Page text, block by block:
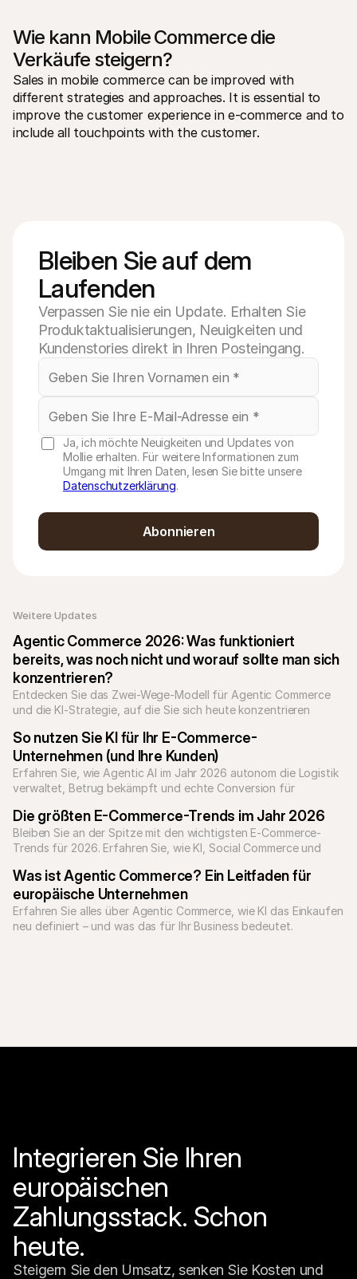
Wie kann Mobile Commerce die
Verkäufe steigern?
Sales in mobile commerce can be improved with
different strategies and approaches. It is essential to
improve the customer experience in e-commerce and to
include all touchpoints with the customer.
Weitere Updates
Agentic Commerce 2026: Was funktioniert
bereits, was noch nicht und worauf sollte man sich
konzentrieren?
Entdecken Sie das Zwei-Wege-Modell für Agentic Commerce
und die KI-Strategie, auf die Sie sich heute konzentrieren
So nutzen Sie KI für Ihr E-Commerce-
Unternehmen (und Ihre Kunden)
Erfahren Sie, wie Agentic AI im Jahr 2026 autonom die Logistik
verwaltet, Betrug bekämpft und echte Conversion für
Die größten E-Commerce-Trends im Jahr 2026
Bleiben Sie an der Spitze mit den wichtigsten E-Commerce-
Trends für 2026. Erfahren Sie, wie KI, Social Commerce und
Was ist Agentic Commerce? Ein Leitfaden für
europäische Unternehmen
Erfahren Sie alles über Agentic Commerce, wie KI das Einkaufen
Bleiben Sie auf dem
Laufenden
Verpassen Sie nie ein Update. Erhalten Sie
Produktaktualisierungen, Neuigkeiten und
Kundenstories direkt in Ihren Posteingang.
Ja, ich möchte Neuigkeiten und Updates von
Mollie erhalten. Für weitere Informationen zum
Umgang mit Ihren Daten, lesen Sie bitte unsere
Datenschutzerklärung.
Abonnieren
Integrieren Sie Ihren
europäischen
Zahlungsstack. Schon
heute.
Steigern Sie den Umsatz, senken Sie Kosten und